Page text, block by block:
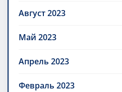
Август 2023
Май 2023
Апрель 2023
Февраль 2023